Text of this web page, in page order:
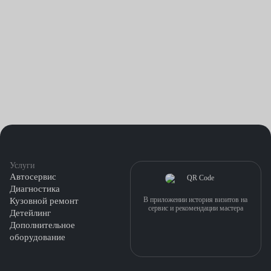
Услуги
Автосервис
Диагностика
Кузовной ремонт
Детейлинг
Дополнительное
оборудование
В приложении история визитов на
сервис и рекомендации мастера